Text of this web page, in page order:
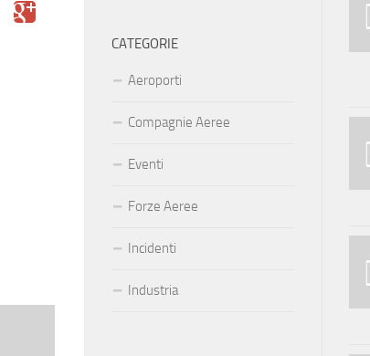
CATEGORIE
Aeroporti
Compagnie Aeree
Eventi
Forze Aeree
Incidenti
Industria